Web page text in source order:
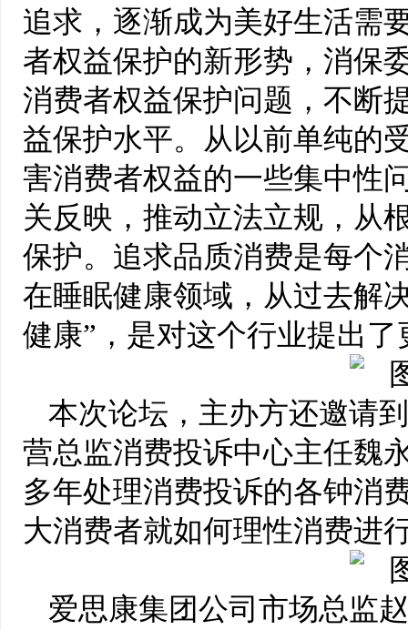
追求，逐渐成为美好生活需
者权益保护的新形势，消保
消费者权益保护问题，不断
益保护水平。从以前单纯的
害消费者权益的一些集中性
关反映，推动立法立规，从
保护。追求品质消费是每个
在睡眠健康领域，从过去解
健康”，是对这个行业提出
本次论坛，主办方还邀请
营总监消费投诉中心主任魏
多年处理消费投诉的各钟消
大消费者就如何理性消费进
爱思康集团公司市场总监